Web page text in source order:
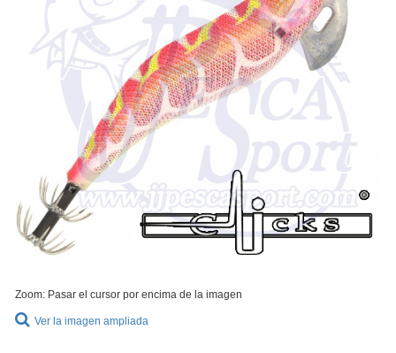
Zoom: Pasar el cursor por encima de la imagen
Ver la imagen ampliada